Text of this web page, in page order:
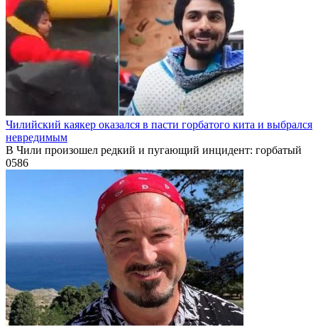
Чилийский каякер оказался в пасти горбатого кита и выбрался
невредимым
В Чили произошел редкий и пугающий инцидент: горбатый
0586